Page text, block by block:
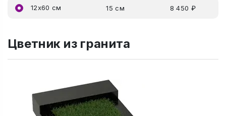
12x60 см 15 см 8 450 ₽
Цветник из гранита